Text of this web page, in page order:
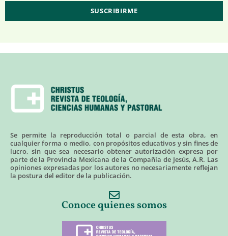
Se permite la reproducción total o parcial de esta obra, en
cualquier forma o medio, con propósitos educativos y sin fines de
lucro, sin que sea necesario obtener autorización expresa por
parte de la Provincia Mexicana de la Compañía de Jesús, A.R. Las
opiniones expresadas por los autores no necesariamente reflejan
la postura del editor de la publicación.
Conoce quienes somos